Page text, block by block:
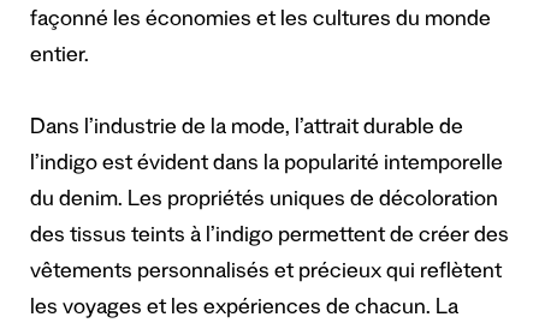
façonné les économies et les cultures du monde
entier.
Dans l’industrie de la mode, l’attrait durable de
l’indigo est évident dans la popularité intemporelle
du denim. Les propriétés uniques de décoloration
des tissus teints à l’indigo permettent de créer des
vêtements personnalisés et précieux qui reflètent
les voyages et les expériences de chacun. La